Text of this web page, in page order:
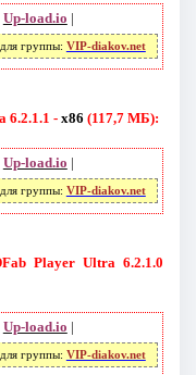
Up-load.io |
группы: VIP-diakov.net
6.2.1.1 -x86 (117,7 МБ):
Up-load.io |
группы: VIP-diakov.net
Player Ultra 6.2.1.0
Up-load.io |
группы: VIP-diakov.net